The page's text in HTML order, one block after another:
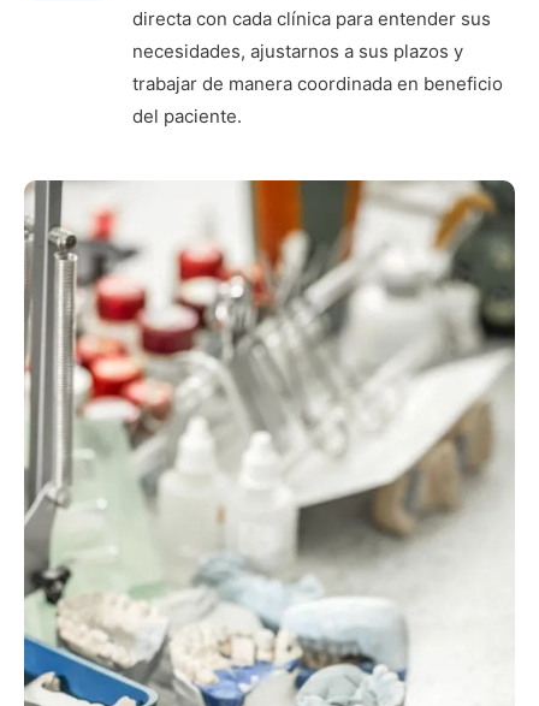
directa con cada clínica para entender sus
necesidades, ajustarnos a sus plazos y
trabajar de manera coordinada en beneficio
del paciente.